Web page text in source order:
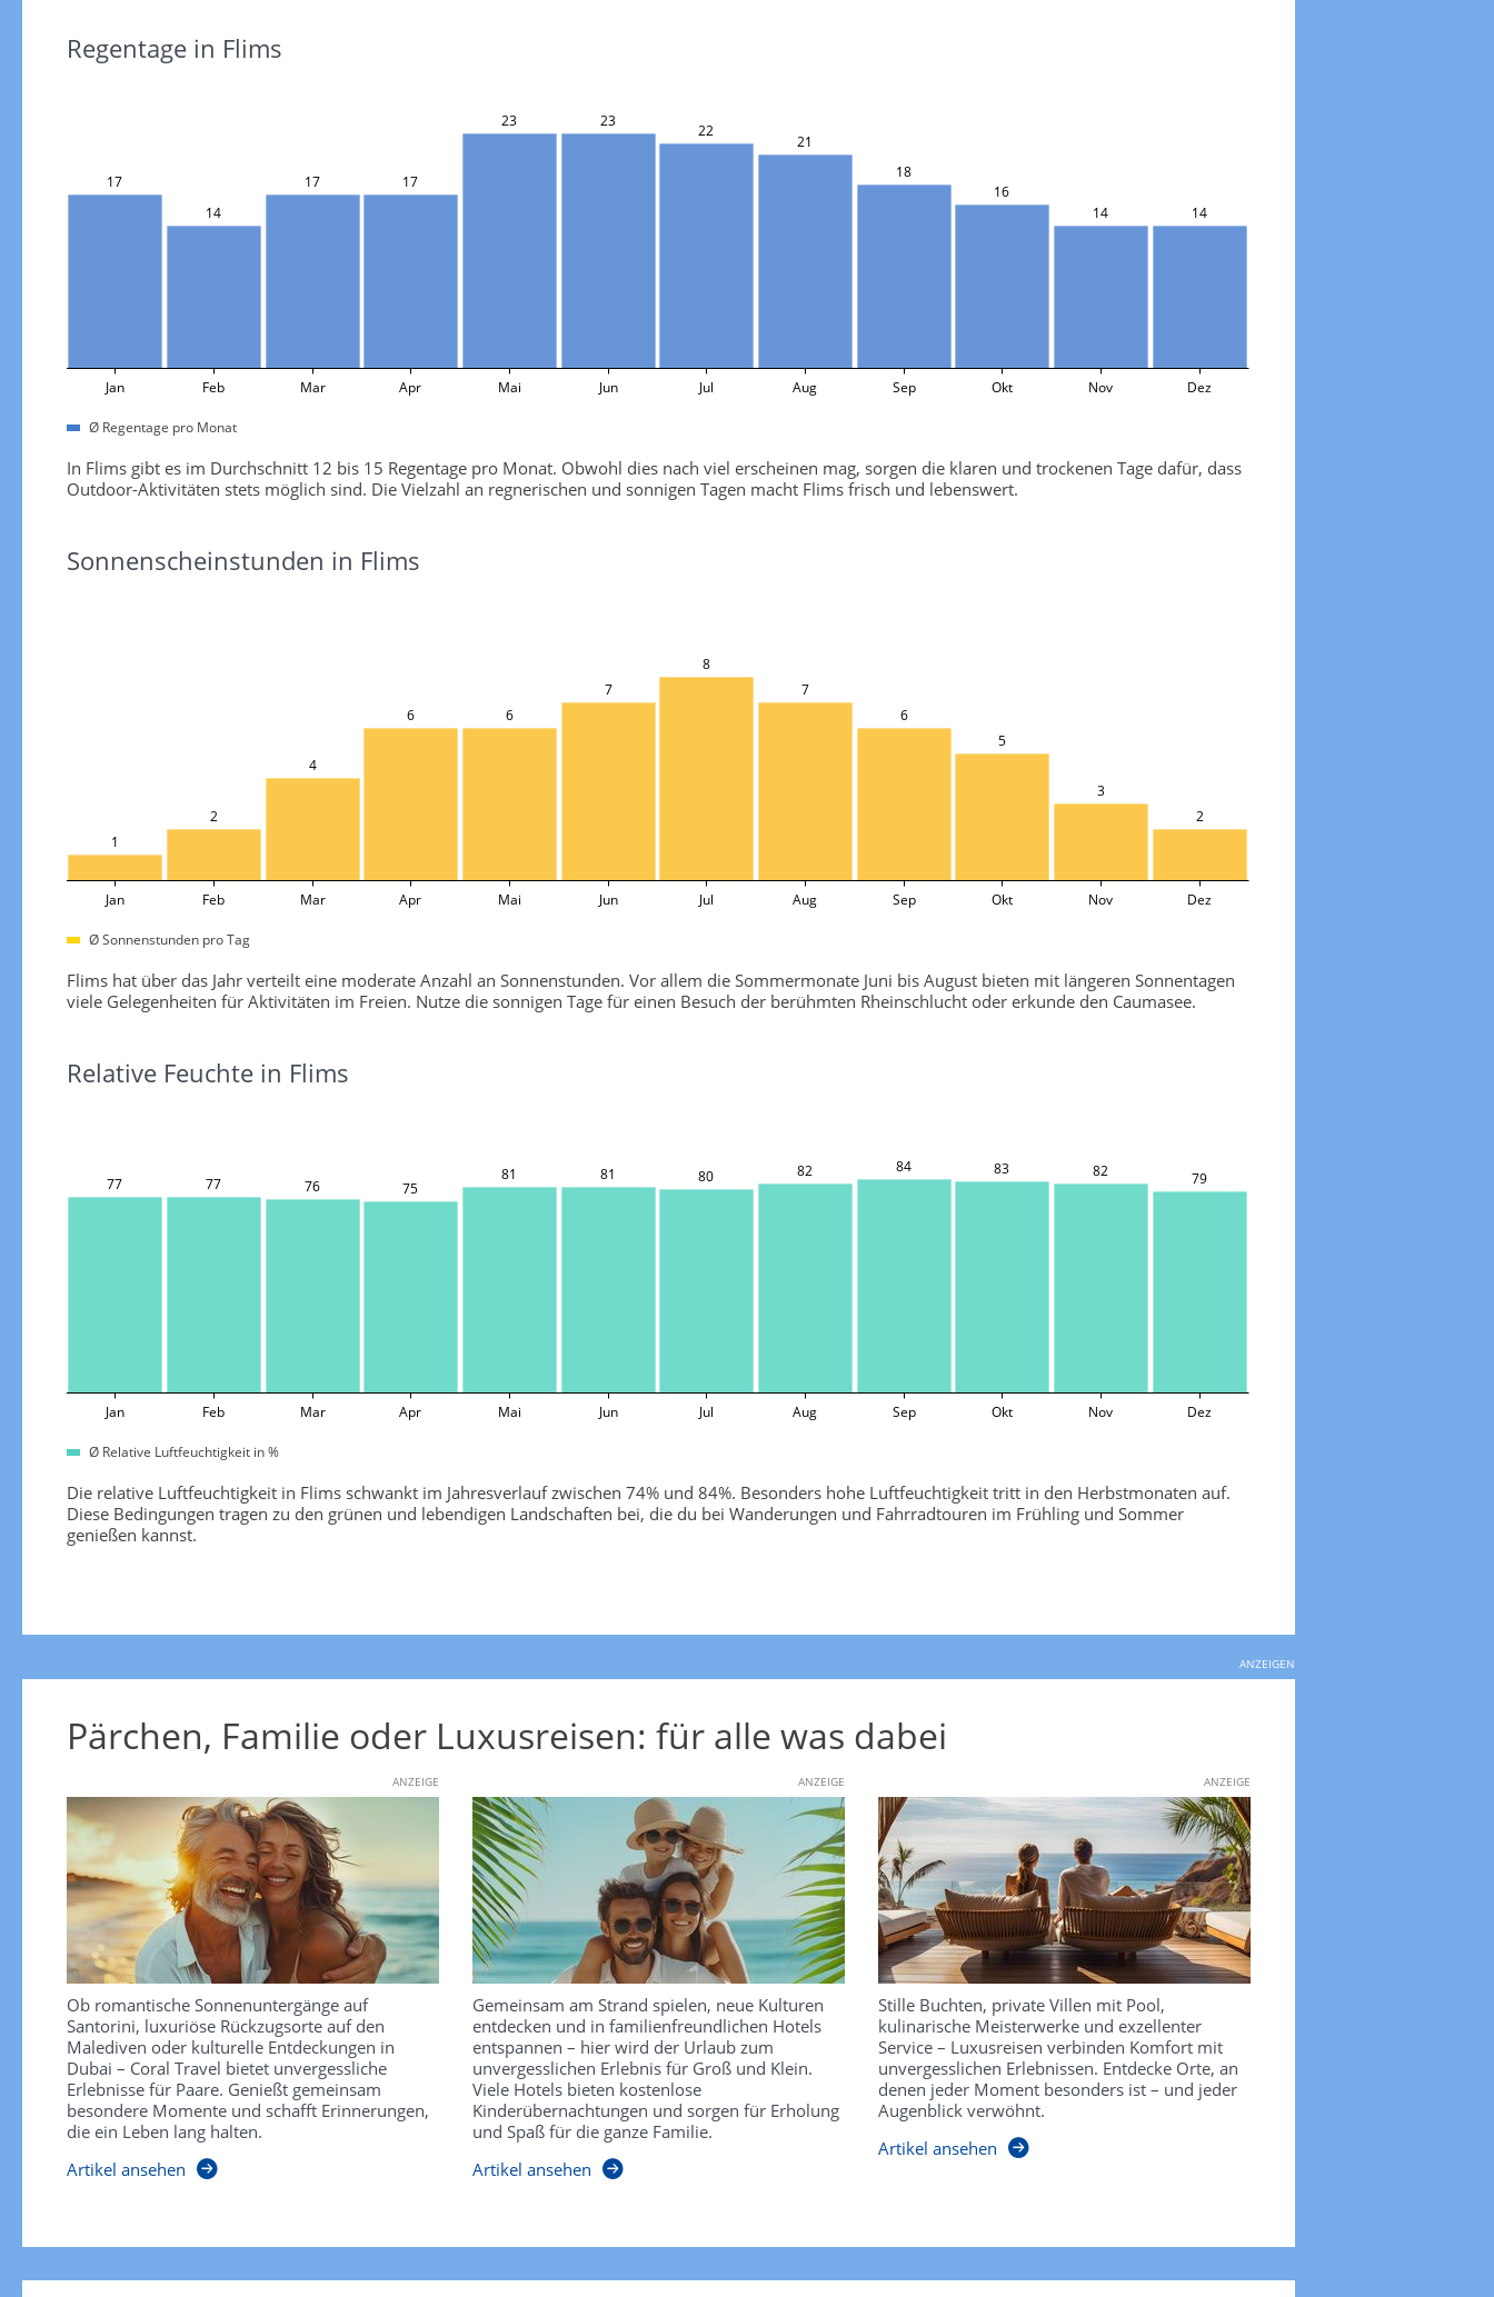
Regentage in Flims
17
14
17 17
23 23
22
21
18
16
14
14
Jan Feb Mar Apr Mai Jun Jul Aug Sep Okt Nov Dez
Ø Regentage pro Monat
In Flims gibt es im Durchschnitt 12 bis 15 Regentage pro Monat. Obwohl dies nach viel erscheinen mag, sorgen die klaren und trockenen Tage dafür, dass
Outdoor-Aktivitäten stets möglich sind. Die Vielzahl an regnerischen und sonnigen Tagen macht Flims frisch und lebenswert.
Sonnenscheinstunden in Flims
1
2
4
6 6
7
8
7
6
5
3
2
Jan Feb Mar Apr Mai Jun Jul Aug Sep Okt Nov Dez
Ø Sonnenstunden pro Tag
Flims hat über das Jahr verteilt eine moderate Anzahl an Sonnenstunden. Vor allem die Sommermonate Juni bis August bieten mit längeren Sonnentagen
viele Gelegenheiten für Aktivitäten im Freien. Nutze die sonnigen Tage für einen Besuch der berühmten Rheinschlucht oder erkunde den Caumasee.
Relative Feuchte in Flims
77 77 76 75
81 81 80 82 84 83 82 79
Jan Feb Mar Apr Mai Jun Jul Aug Sep Okt Nov Dez
Ø Relative Luftfeuchtigkeit in %
Die relative Luftfeuchtigkeit in Flims schwankt im Jahresverlauf zwischen 74% und 84%. Besonders hohe Luftfeuchtigkeit tritt in den Herbstmonaten auf.
Diese Bedingungen tragen zu den grünen und lebendigen Landschaften bei, die du bei Wanderungen und Fahrradtouren im Frühling und Sommer
genießen kannst.
ANZEIGEN
Pärchen, Familie oder Luxusreisen: für alle was dabei
ANZEIGE
Ob romantische Sonnenuntergänge auf
Santorini, luxuriöse Rückzugsorte auf den
Malediven oder kulturelle Entdeckungen in
Dubai – Coral Travel bietet unvergessliche
Erlebnisse für Paare. Genießt gemeinsam
besondere Momente und schafft Erinnerungen,
die ein Leben lang halten.
Artikel ansehen
ANZEIGE
Gemeinsam am Strand spielen, neue Kulturen
entdecken und in familienfreundlichen Hotels
entspannen – hier wird der Urlaub zum
unvergesslichen Erlebnis für Groß und Klein.
Viele Hotels bieten kostenlose
Kinderübernachtungen und sorgen für Erholung
und Spaß für die ganze Familie.
Artikel ansehen
ANZEIGE
Stille Buchten, private Villen mit Pool,
kulinarische Meisterwerke und exzellenter
Service – Luxusreisen verbinden Komfort mit
unvergesslichen Erlebnissen. Entdecke Orte, an
denen jeder Moment besonders ist – und jeder
Augenblick verwöhnt.
Artikel ansehen